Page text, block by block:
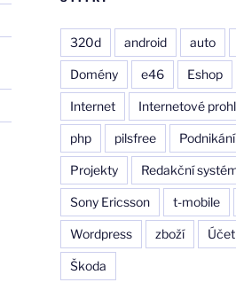
320d android auto
Domény e46 Eshop
Internet Internetové
php pilsfree Podnikání
Projekty Redakční
Sony Ericsson t-mobile
Wordpress zboží
Škoda